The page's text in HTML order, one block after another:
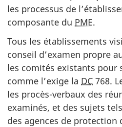
les processus de
composante du PME.
Tous les établissements
conseil d’examen propre
les comités existants pour
comme l’exige la DC 768.
les procès-verbaux des
examinés, et des sujets
des agences de protection